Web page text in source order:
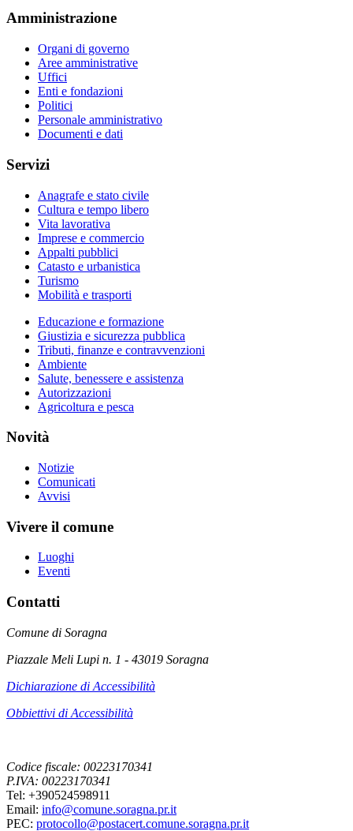
Amministrazione
Organi di governo
Aree amministrative
Uffici
Enti e fondazioni
Politici
Personale amministrativo
Documenti e dati
Servizi
Anagrafe e stato civile
Cultura e tempo libero
Vita lavorativa
Imprese e commercio
Appalti pubblici
Catasto e urbanistica
Turismo
Mobilità e trasporti
Educazione e formazione
Giustizia e sicurezza pubblica
Tributi, finanze e contravvenzioni
Ambiente
Salute, benessere e assistenza
Autorizzazioni
Agricoltura e pesca
Novità
Notizie
Comunicati
Avvisi
Vivere il comune
Luoghi
Eventi
Contatti
Comune di Soragna
Piazzale Meli Lupi n. 1 - 43019 Soragna
Dichiarazione di Accessibilità
Obbiettivi di Accessibilità
Codice fiscale: 00223170341
P.IVA: 00223170341
Tel: +390524598911
Email: info@comune.soragna.pr.it
PEC: protocollo@postacert.comune.soragna.pr.it